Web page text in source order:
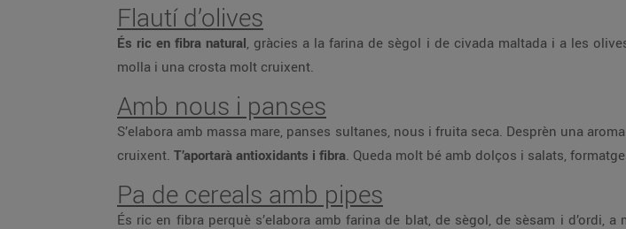
Flautí d’olives
És ric en fibra natural, gràcies a la farina de sègol i de civada maltada i a les
molla i una crosta molt cruixent.
Amb nous i panses
S’elabora amb massa mare, panses sultanes, nous i fruita seca. Desprèn una
cruixent. T’aportarà antioxidants i fibra. Queda molt bé amb dolços i salats,
Pa de cereals amb pipes
És ric en fibra perquè s’elabora amb farina de blat, de sègol, de sèsam i d’ordi,